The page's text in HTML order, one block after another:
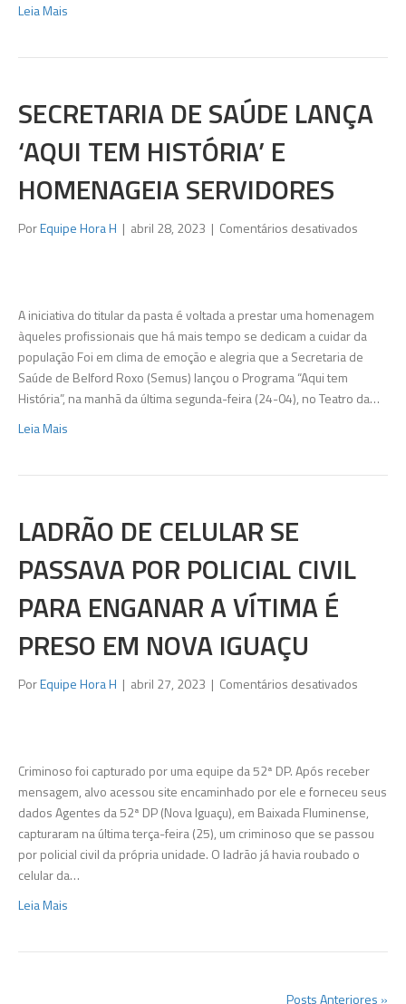
Leia Mais
SECRETARIA DE SAÚDE LANÇA
‘AQUI TEM HISTÓRIA’ E
HOMENAGEIA SERVIDORES
PorEquipe Hora H | abril 28, 2023 | Comentários desativados
lança
‘Aqui
tem
e
A iniciativa do titular da pasta é voltada a prestar uma homenagem
àqueles profissionais que há mais tempo se dedicam a cuidar da
população Foi em clima de emoção e alegria que a Secretaria de
Saúde de Belford Roxo (Semus) lançou o Programa “Aqui tem
História”, na manhã da última segunda-feira (24-04), no Teatro da…
Leia Mais
LADRÃO DE CELULAR SE
PASSAVA POR POLICIAL CIVIL
PARA ENGANAR A VÍTIMA É
PRESO EM NOVA IGUAÇU
PorEquipe Hora H | abril 27, 2023 | Comentários desativados
se
passava
por
policial
civil
é
em
Criminoso foi capturado por uma equipe da 52ª DP. Após receber
mensagem, alvo acessou site encaminhado por ele e forneceu seus
dados Agentes da 52ª DP (Nova Iguaçu), em Baixada Fluminense,
capturaram na última terça-feira (25), um criminoso que se passou
por policial civil da própria unidade. O ladrão já havia roubado o
celular da…
Leia Mais
Posts Anteriores »